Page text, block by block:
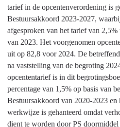
kosten?
tarief in de opcentenverordening is
Bestuursakkoord 2023-2027,
afgesproken van het tarief van
van 2023. Het voorgenomen
uit op 82,8 voor 2024. De
na vaststelling van de begroting
opcententarief is in dit
percentage van 1,5% op basis van
Bestuursakkoord van 2020-2023 en
werkwijze is gehanteerd omdat
dient te worden door PS